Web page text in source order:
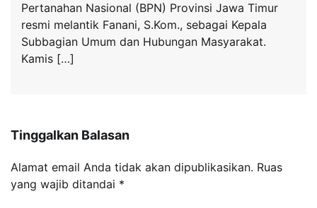
Pertanahan Nasional (BPN) Provinsi Jawa Timur
resmi melantik Fanani, S.Kom., sebagai Kepala
Subbagian Umum dan Hubungan Masyarakat.
Kamis […]
Tinggalkan Balasan
Alamat email Anda tidak akan dipublikasikan. Ruas
yang wajib ditandai *